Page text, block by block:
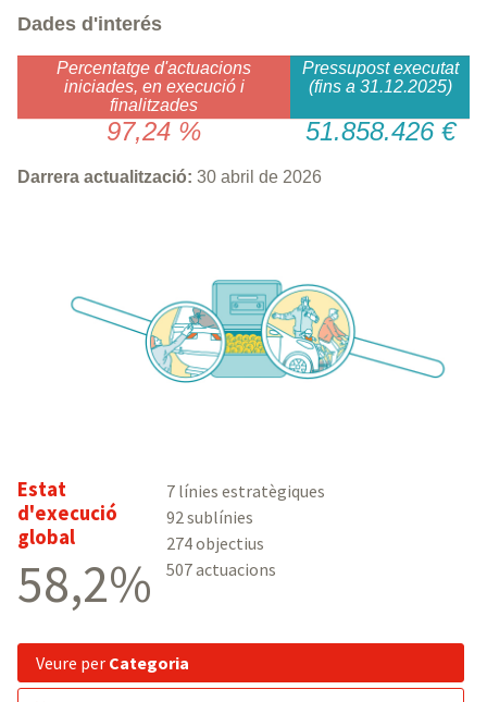
Dades d'interés
Percentatge d'actuacions
iniciades, en execució i
finalitzades
Pressupost executat
(fins a 31.12.2025)
97,24 % 51.858.426 €
Darrera actualització: 30 abril de 2026
Estat
d'execució
global
58,2%
7 línies estratègiques
92 sublínies
274 objectius
507 actuacions
veure per Categoria